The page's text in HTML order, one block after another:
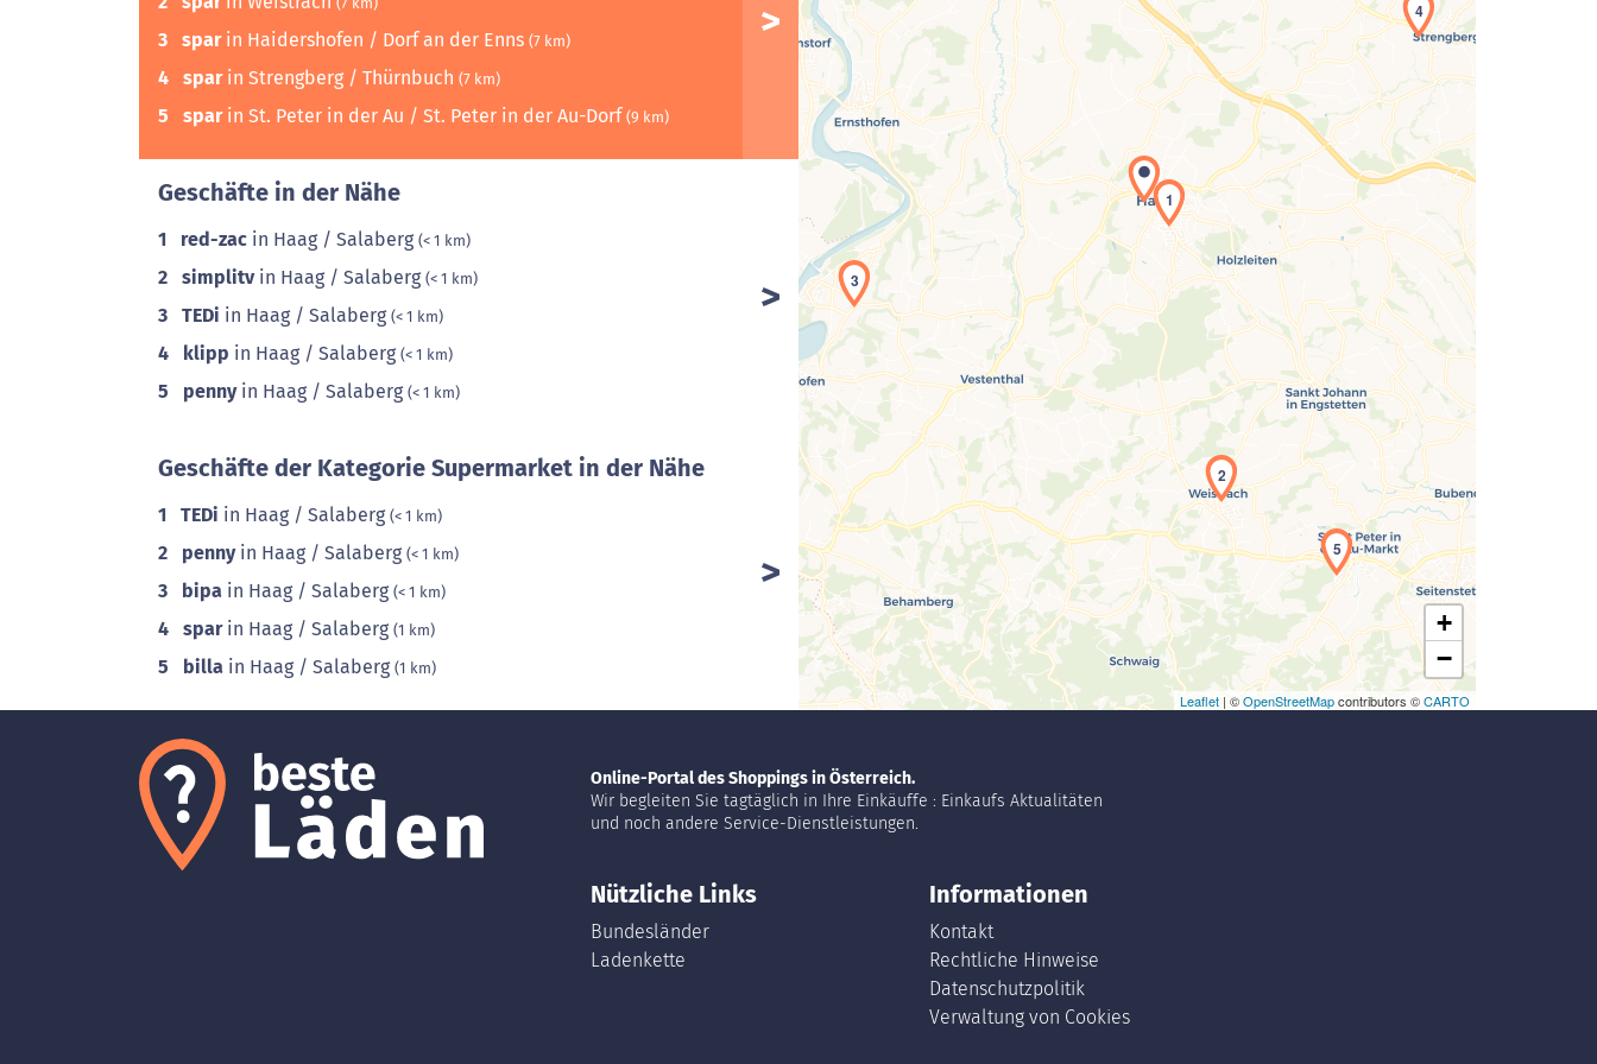
3 sparin Haidershofen / Dorf an der Enns (7 km)
4 sparin Strengberg / Thürnbuch (7 km)
5 sparin St. Peter in der Au / St. Peter in der Au-Dorf (9 km)
Geschäfte in der Nähe
1 red-zac in Haag / Salaberg (< 1 km)
2 simplitvin Haag / Salaberg (< 1 km)
3 TEDi in Haag / Salaberg (< 1 km)
4 klipp in Haag / Salaberg (< 1 km)
5 pennyin Haag / Salaberg (< 1 km)
Geschäfte der Kategorie Supermarket in der Nähe
1 TEDi in Haag / Salaberg (< 1 km)
2 pennyin Haag / Salaberg (< 1 km)
3 bipa in Haag / Salaberg (< 1 km)
4 sparin Haag / Salaberg (1 km)
5 billa in Haag / Salaberg (1 km)
Laden der Karte...
1
2
3
4
5
+
−
Leaflet | ©OpenStreetMapcontributors ©CARTO
Online-Portal des Shoppings in Österreich.
Wir begleiten Sie tagtäglich in Ihre Einkäuffe : Einkaufs Aktualitäten
und noch andere Service-Dienstleistungen.
Nützliche Links
Bundesländer
Ladenkette
Informationen
Kontakt
Rechtliche Hinweise
Datenschutzpolitik
Verwaltung von Cookies